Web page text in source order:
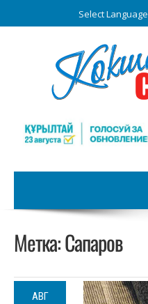
Select Language
Метка:Сапаров
АВГ